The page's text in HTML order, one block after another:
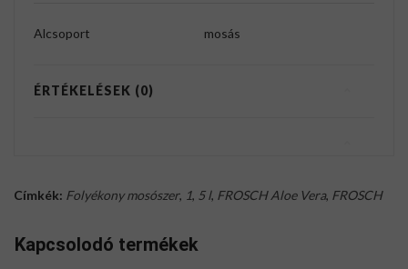
Alcsoport mosás
ÉRTÉKELÉSEK (0)
Címkék: Folyékony mosószer, 1, 5 l, FROSCH Aloe Vera, FROSCH
Kapcsolodó termékek